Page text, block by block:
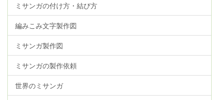
ミサンガの付け方・結び方
編みこみ文字製作図
ミサンガ製作図
ミサンガの製作依頼
世界のミサンガ